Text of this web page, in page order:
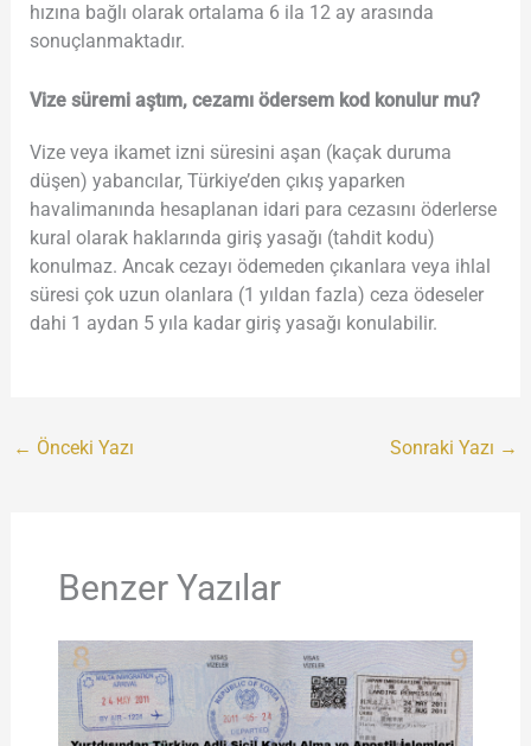
hızına bağlı olarak ortalama 6 ila 12 ay arasında
sonuçlanmaktadır.
Vize süremi aştım, cezamı ödersem kod konulur mu?
Vize veya ikamet izni süresini aşan (kaçak duruma
düşen) yabancılar, Türkiye’den çıkış yaparken
havalimanında hesaplanan idari para cezasını öderlerse
kural olarak haklarında giriş yasağı (tahdit kodu)
konulmaz. Ancak cezayı ödemeden çıkanlara veya ihlal
süresi çok uzun olanlara (1 yıldan fazla) ceza ödeseler
dahi 1 aydan 5 yıla kadar giriş yasağı konulabilir.
← Önceki Yazı Sonraki Yazı →
Benzer Yazılar